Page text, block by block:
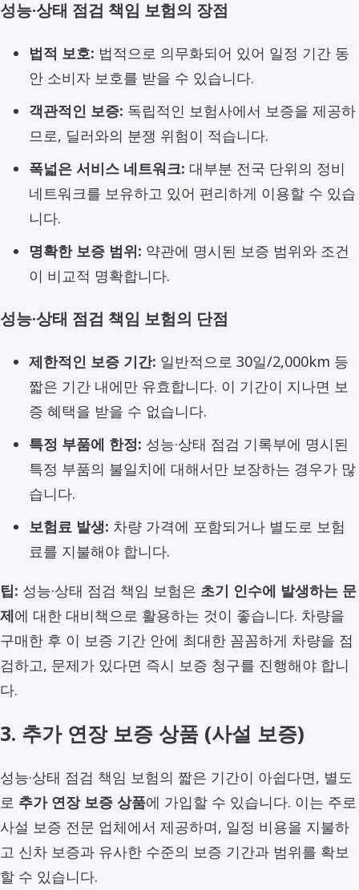
성능·상태 점검 책임 보험의 장점
법적 보호: 법적으로 의무화되어 있어 일정 기간 동
안 소비자 보호를 받을 수 있습니다.
객관적인 보증: 독립적인 보험사에서 보증을 제공하
므로, 딜러와의 분쟁 위험이 적습니다.
폭넓은 서비스 네트워크: 대부분 전국 단위의 정비
네트워크를 보유하고 있어 편리하게 이용할 수 있습
니다.
명확한 보증 범위: 약관에 명시된 보증 범위와 조건
이 비교적 명확합니다.
성능·상태 점검 책임 보험의 단점
제한적인 보증 기간: 일반적으로 30일/2,000km 등
짧은 기간 내에만 유효합니다. 이 기간이 지나면 보
증 혜택을 받을 수 없습니다.
특정 부품에 한정: 성능·상태 점검 기록부에 명시된
특정 부품의 불일치에 대해서만 보장하는 경우가 많
습니다.
보험료 발생: 차량 가격에 포함되거나 별도로 보험
료를 지불해야 합니다.
팁: 성능·상태 점검 책임 보험은 초기 인수에 발생하는 문
제에 대한 대비책으로 활용하는 것이 좋습니다. 차량을
구매한 후 이 보증 기간 안에 최대한 꼼꼼하게 차량을 점
검하고, 문제가 있다면 즉시 보증 청구를 진행해야 합니
다.
3. 추가 연장 보증 상품 (사설 보증)
성능·상태 점검 책임 보험의 짧은 기간이 아쉽다면, 별도
로 추가 연장 보증 상품에 가입할 수 있습니다. 이는 주로
사설 보증 전문 업체에서 제공하며, 일정 비용을 지불하
고 신차 보증과 유사한 수준의 보증 기간과 범위를 확보
할 수 있습니다.